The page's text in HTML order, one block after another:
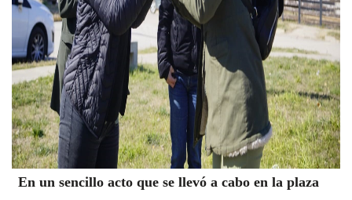
En un sencillo acto que se llevó a cabo en la plaza